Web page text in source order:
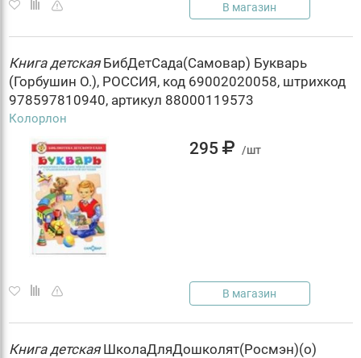
В магазин
Книга детскаяБибДетСада(Самовар) Букварь
(Горбушин О.), РОССИЯ, код 69002020058, штрихкод
978597810940, артикул 88000119573
Колорлон
295 /шт
В магазин
Книга детскаяШколаДляДошколят(Росмэн)(о)